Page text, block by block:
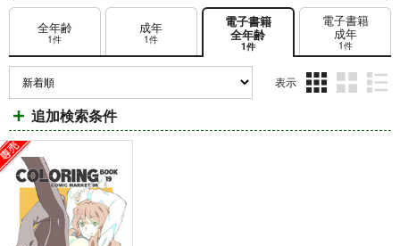
全年齢
1件
成年
1件
電子書籍
全年齢
1件
電子書籍
成年
1件
表示
ム
ム
ム
追加検索条件